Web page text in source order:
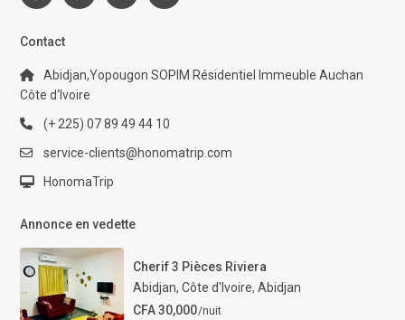
Contact
Abidjan,Yopougon SOPIM Résidentiel Immeuble Auchan
Côte d‘Ivoire
(+ 225) 07 89 49 44 10
service-clients@honomatrip.com
HonomaTrip
Annonce en vedette
Cherif 3 Pièces Riviera
Abidjan, Côte d'Ivoire, Abidjan
CFA 30,000/nuit